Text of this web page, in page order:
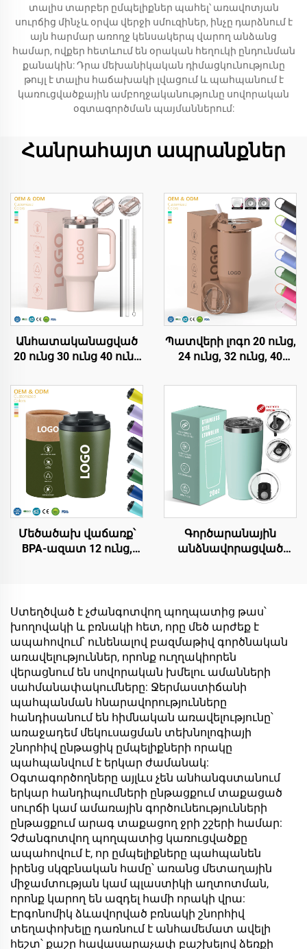
տալիս տարբեր ըմպելիքներ պահել՝ առավոտյան
սուրճից մինչև օրվա վերջի սմուզիներ, ինչը դարձնում է
այն հարմար առողջ կենսակերպ վարող անձանց
համար, ովքեր հետևում են օրական հեղուկի ընդունման
քանակին: Դրա մեխանիկական դիմացկունությունը
թույլ է տալիս հաճախակի լվացում և պահպանում է
կառուցվածքային ամբողջականությունը սովորական
օգտագործման պայմաններում:
Հանրահայտ ապրանքներ
Անհատականացված
20 ունց 30 ունց 40 ունց
խողովակով
ստենային պողպատե
թամբլեր՝ ապահով
կափույրով,
խողովակով և
կափույրով՝
ճանապարհորդության
համար
Պատվերի լոգո 20 ունց,
24 ունց, 32 ունց, 40
համար ունեցող թաս,
ճամփորդական
մակարդակ,
շինորհատ պողպատե
վակուումային
մեկուսացված թաս
բռնակով
Մեծածախ վաճառք՝
BPA-ազատ 12 ունց,
սուրճի մածուկներ՝
ստենոքս պողպատե
վակուումային
Տամբլեր՝
անհատականացված
լոգոյով
Գործարանային
անձնավորացված
ճամփորդական
սուրճի բաժակ
ծածկոցով, 20 ունց,
պողպատե
ճամաքափներ
Ստեղծված է չժանգոտվող պողպատից թաս՝
խողովակի և բռնակի հետ, որը մեծ արժեք է
ապահովում՝ ունենալով բազմաթիվ գործնական
առավելություններ, որոնք ուղղակիորեն
վերացնում են սովորական խմելու ամանների
սահմանափակումները: Ջերմաստիճանի
պահպանման հնարավորությունները
հանդիսանում են հիմնական առավելությունը՝
առաջադեմ մեկուսացման տեխնոլոգիայի
շնորհիվ ընթացիկ ըմպելիքների որակը
պահպանվում է երկար ժամանակ:
Օգտագործողները այլևս չեն անհանգստանում
երկար հանդիպումների ընթացքում տաքացած
սուրճի կամ ամառային գործունեությունների
ընթացքում արագ տաքացող ջրի շշերի համար:
Չժանգոտվող պողպատից կառուցվածքը
ապահովում է, որ ըմպելիքները պահպանեն
իրենց սկզբնական համը՝ առանց մետաղային
միջամտության կամ պլաստիկի աղտոտման,
որոնք կարող են ազդել համի որակի վրա:
Էրգոնոմիկ ձևավորված բռնակի շնորհիվ
տեղափոխելը դառնում է անհամեմատ ավելի
հեշտ՝ քաշը հավասարաչափ բաշխելով ձեռքի